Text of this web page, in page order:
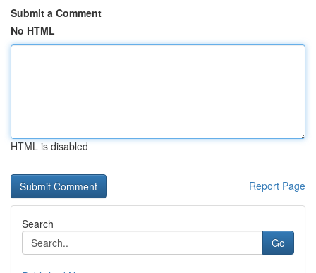
Submit a Comment
No HTML
HTML is disabled
Report Page
Search
Go